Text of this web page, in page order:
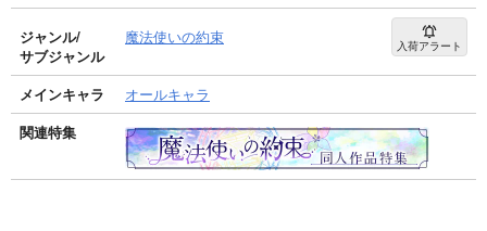
ジャンル/
サブジャンル
魔法使いの約束 入荷アラート
メインキャラ
オールキャラ
関連特集